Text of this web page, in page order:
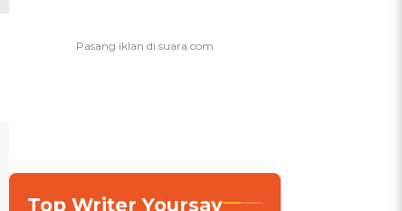
Top Writer Yoursay